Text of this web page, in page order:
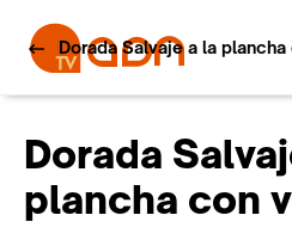
Dorada Salvaje a la
Dorada
plancha con